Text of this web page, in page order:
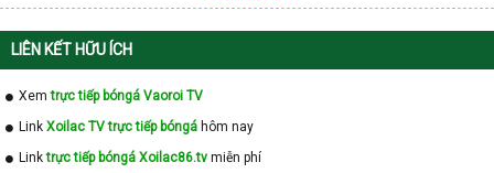
LIÊN KẾT HỮU ÍCH
Xemtrực tiếp bóngá Vaoroi TV
Link Xoilac TV trực tiếp bóngá hôm nay
Linktrực tiếp bóngá Xoilac86.tv miễn phí